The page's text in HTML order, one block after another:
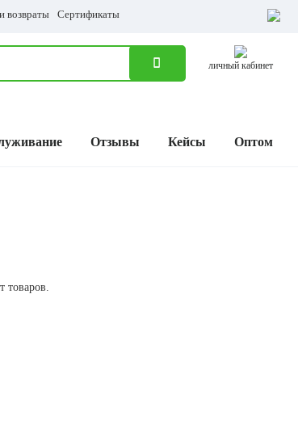
возвраты Сертификаты
личный кабинет
Отзывы Кейсы Оптом
товаров.